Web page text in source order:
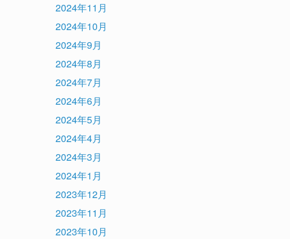
2024年11月
2024年10月
2024年9月
2024年8月
2024年7月
2024年6月
2024年5月
2024年4月
2024年3月
2024年1月
2023年12月
2023年11月
2023年10月